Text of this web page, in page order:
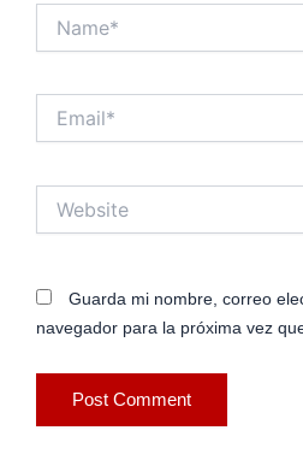
Guarda mi nombre, correo
navegador para la próxima vez